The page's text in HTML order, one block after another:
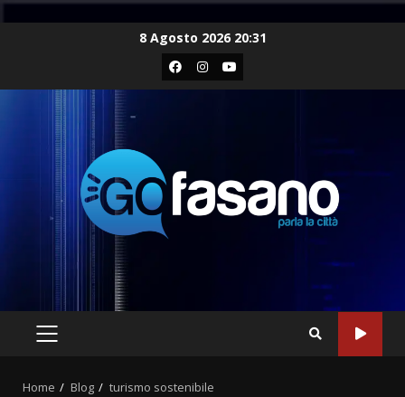
8 Agosto 2026 20:31
Facebook
Instagram
Youtube
PRIMARY
Home Blog turismo sostenibile